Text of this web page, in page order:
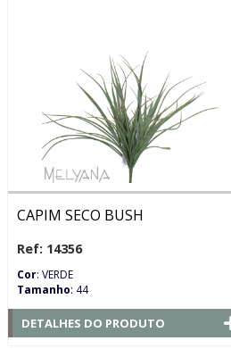
CAPIM SECO BUSH
Ref: 14356
Cor: VERDE
Tamanho: 44
DETALHES DO PRODUTO